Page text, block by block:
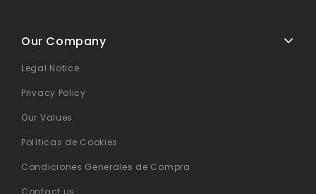
Our Company
Legal Notice
Privacy Policy
Our Values
Políticas de Cookies
Condiciones Generales de Compra